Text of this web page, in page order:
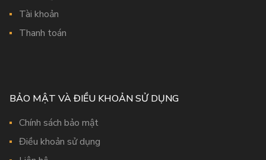
Tài khoản
Thanh toán
BẢO MẬT VÀ ĐIỀU KHOẢN SỬ DỤNG
Chính sách bảo mật
Điều khoản sử dụng